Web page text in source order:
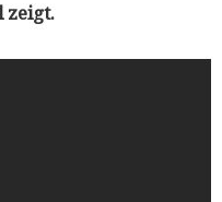
zeigt.